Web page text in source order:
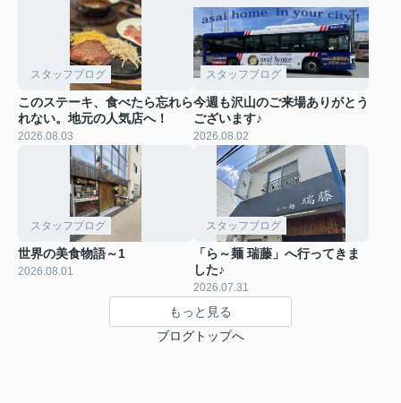
スタッフブログ
このステーキ、食べたら忘れら
れない。地元の人気店へ！
2026.08.03
スタッフブログ
今週も沢山のご来場ありがとう
ございます♪
2026.08.02
スタッフブログ
世界の美食物語～1
2026.08.01
スタッフブログ
「ら～麺 瑞藤」へ行ってきま
した♪
2026.07.31
もっと見る
ブログトップへ